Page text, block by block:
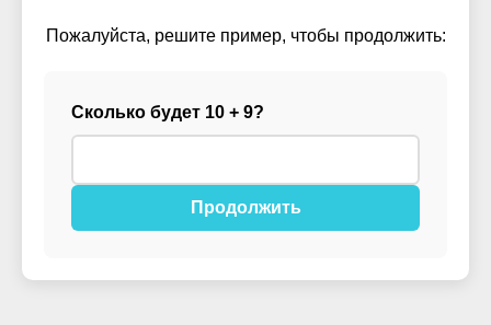
Пожалуйста, решите пример, чтобы продолжить:
Сколько будет 10 + 9?
Продолжить